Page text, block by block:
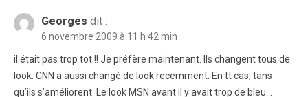
Georges dit :
6 novembre 2009 à 11 h 42 min
il était pas trop tot !! Je préfère maintenant. Ils changent tous de
look. CNN a aussi changé de look recemment. En tt cas, tans
qu’ils s’améliorent. Le look MSN avant il y avait trop de bleu…